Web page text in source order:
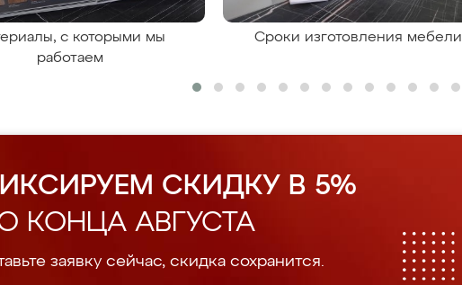
с которыми мы
работаем
Сроки изготовления мебели
СКИДКУ В 5%
КОНЦА АВГУСТА
заявку сейчас, скидка сохранится.